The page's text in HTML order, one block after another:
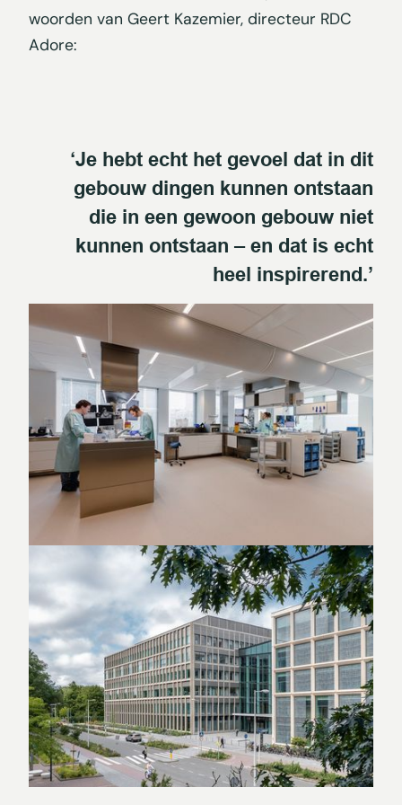
woorden van Geert Kazemier, directeur RDC
Adore:
‘Je hebt echt het gevoel dat in dit
gebouw dingen kunnen ontstaan
die in een gewoon gebouw niet
kunnen ontstaan – en dat is echt
heel inspirerend.’